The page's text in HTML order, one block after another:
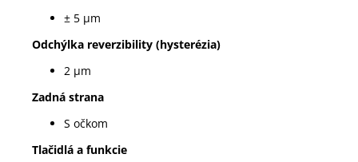
± 5 µm
Odchýlka reverzibility (hysterézia)
2 µm
Zadná strana
S očkom
Tlačidlá a funkcie